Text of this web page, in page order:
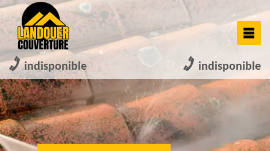
indisponible indisponible